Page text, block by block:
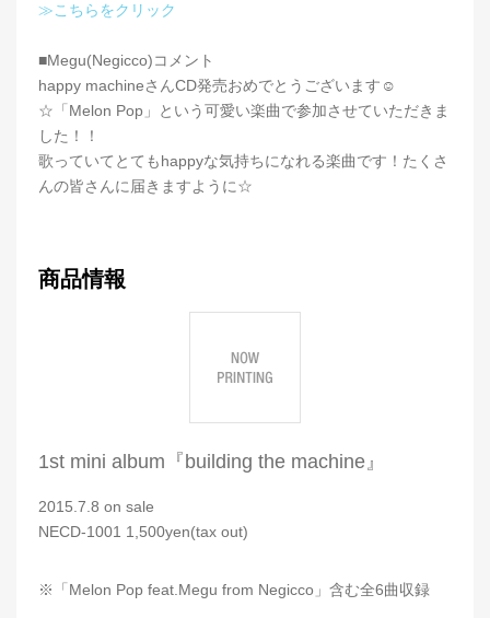
≫こちらをクリック
■Megu(Negicco)コメント
happy machineさんCD発売おめでとうございます☺
☆「Melon Pop」という可愛い楽曲で参加させていただきま
した！！
歌っていてとてもhappyな気持ちになれる楽曲です！たくさ
んの皆さんに届きますように☆
商品情報
1st mini album『building the machine』
2015.7.8 on sale
NECD-1001 1,500yen(tax out)
※「Melon Pop feat.Megu from Negicco」含む全6曲収録